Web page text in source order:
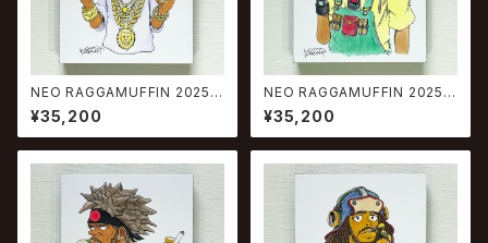
NEO RAGGAMUFFIN 2025 #
3
¥35,200
NEO RAGGAMUFFIN 2025 #
4
¥35,200